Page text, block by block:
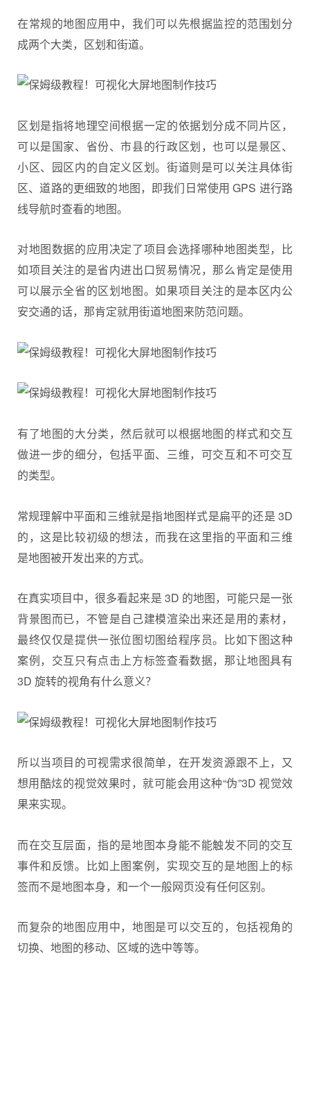
在常规的地图应用中，我们可以先根据监控的范围划分
成两个大类，区划和街道。
区划是指将地理空间根据一定的依据划分成不同片区，
可以是国家、省份、市县的行政区划，也可以是景区、
小区、园区内的自定义区划。街道则是可以关注具体街
区、道路的更细致的地图，即我们日常使用 GPS 进行路
线导航时查看的地图。
对地图数据的应用决定了项目会选择哪种地图类型，比
如项目关注的是省内进出口贸易情况，那么肯定是使用
可以展示全省的区划地图。如果项目关注的是本区内公
安交通的话，那肯定就用街道地图来防范问题。
有了地图的大分类，然后就可以根据地图的样式和交互
做进一步的细分，包括平面、三维，可交互和不可交互
的类型。
常规理解中平面和三维就是指地图样式是扁平的还是 3D
的，这是比较初级的想法，而我在这里指的平面和三维
是地图被开发出来的方式。
在真实项目中，很多看起来是 3D 的地图，可能只是一张
背景图而已，不管是自己建模渲染出来还是用的素材，
最终仅仅是提供一张位图切图给程序员。比如下图这种
案例，交互只有点击上方标签查看数据，那让地图具有
3D 旋转的视角有什么意义？
所以当项目的可视需求很简单，在开发资源跟不上，又
想用酷炫的视觉效果时，就可能会用这种“伪”3D 视觉效
果来实现。
而在交互层面，指的是地图本身能不能触发不同的交互
事件和反馈。比如上图案例，实现交互的是地图上的标
签而不是地图本身，和一个一般网页没有任何区别。
而复杂的地图应用中，地图是可以交互的，包括视角的
切换、地图的移动、区域的选中等等。